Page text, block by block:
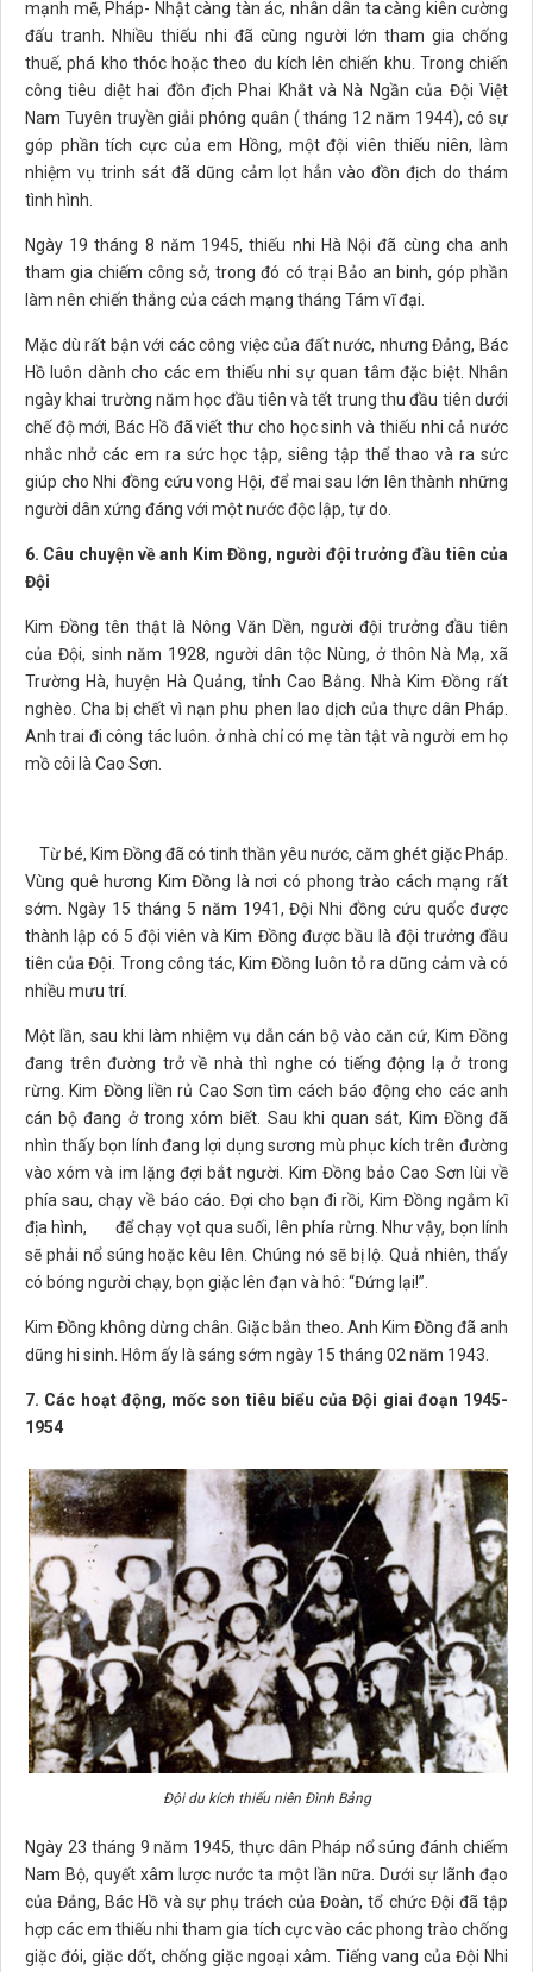
mạnh mẽ, Pháp- Nhật càng tàn ác, nhân dân ta càng kiên cường
đấu tranh. Nhiều thiếu nhi đã cùng người lớn tham gia chống
thuế, phá kho thóc hoặc theo du kích lên chiến khu. Trong chiến
công tiêu diệt hai đồn địch Phai Khắt và Nà Ngần của Đội Việt
Nam Tuyên truyền giải phóng quân ( tháng 12 năm 1944), có sự
góp phần tích cực của em Hồng, một đội viên thiếu niên, làm
nhiệm vụ trinh sát đã dũng cảm lọt hẳn vào đồn địch do thám
tình hình.
Ngày 19 tháng 8 năm 1945, thiếu nhi Hà Nội đã cùng cha anh
tham gia chiếm công sở, trong đó có trại Bảo an binh, góp phần
làm nên chiến thắng của cách mạng tháng Tám vĩ đại.
Mặc dù rất bận với các công việc của đất nước, nhưng Đảng, Bác
Hồ luôn dành cho các em thiếu nhi sự quan tâm đặc biệt. Nhân
ngày khai trường năm học đầu tiên và tết trung thu đầu tiên dưới
chế độ mới, Bác Hồ đã viết thư cho học sinh và thiếu nhi cả nước
nhắc nhở các em ra sức học tập, siêng tập thể thao và ra sức
giúp cho Nhi đồng cứu vong Hội, để mai sau lớn lên thành những
người dân xứng đáng với một nước độc lập, tự do.
6. Câu chuyện về anh Kim Đồng, người đội trưởng đầu tiên của
Đội
Kim Đồng tên thật là Nông Văn Dền, người đội trưởng đầu tiên
của Đội, sinh năm 1928, người dân tộc Nùng, ở thôn Nà Mạ, xã
Trường Hà, huyện Hà Quảng, tỉnh Cao Bằng. Nhà Kim Đồng rất
nghèo. Cha bị chết vì nạn phu phen lao dịch của thực dân Pháp.
Anh trai đi công tác luôn. ở nhà chỉ có mẹ tàn tật và người em họ
mồ côi là Cao Sơn.
Từ bé, Kim Đồng đã có tinh thần yêu nước, căm ghét giặc Pháp.
Vùng quê hương Kim Đồng là nơi có phong trào cách mạng rất
sớm. Ngày 15 tháng 5 năm 1941, Đội Nhi đồng cứu quốc được
thành lập có 5 đội viên và Kim Đồng được bầu là đội trưởng đầu
tiên của Đội. Trong công tác, Kim Đồng luôn tỏ ra dũng cảm và có
nhiều mưu trí.
Một lần, sau khi làm nhiệm vụ dẫn cán bộ vào căn cứ, Kim Đồng
đang trên đường trở về nhà thì nghe có tiếng động lạ ở trong
rừng. Kim Đồng liền rủ Cao Sơn tìm cách báo động cho các anh
cán bộ đang ở trong xóm biết. Sau khi quan sát, Kim Đồng đã
nhìn thấy bọn lính đang lợi dụng sương mù phục kích trên đường
vào xóm và im lặng đợi bắt người. Kim Đồng bảo Cao Sơn lùi về
phía sau, chạy về báo cáo. Đợi cho bạn đi rồi, Kim Đồng ngắm kĩ
địa hình, để chạy vọt qua suối, lên phía rừng. Như vậy, bọn lính
sẽ phải nổ súng hoặc kêu lên. Chúng nó sẽ bị lộ. Quả nhiên, thấy
có bóng người chạy, bọn giặc lên đạn và hô: “Đứng lại!”.
Kim Đồng không dừng chân. Giặc bắn theo. Anh Kim Đồng đã anh
dũng hi sinh. Hôm ấy là sáng sớm ngày 15 tháng 02 năm 1943.
7. Các hoạt động, mốc son tiêu biểu của Đội giai đoạn 1945-
1954
Đội du kích thiếu niên Đình Bảng
Ngày 23 tháng 9 năm 1945, thực dân Pháp nổ súng đánh chiếm
Nam Bộ, quyết xâm lược nước ta một lần nữa. Dưới sự lãnh đạo
của Đảng, Bác Hồ và sự phụ trách của Đoàn, tổ chức Đội đã tập
hợp các em thiếu nhi tham gia tích cực vào các phong trào chống
giặc đói, giặc dốt, chống giặc ngoại xâm. Tiếng vang của Đội Nhi